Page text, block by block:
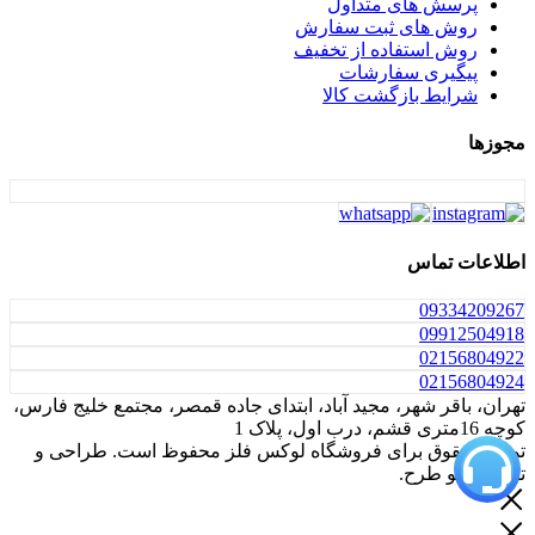
روش های ثبت سفارش
روش استفاده از تخفیف
پیگیری سفارشات
شرایط بازگشت کالا
مجوزها
اطلاعات تماس
09334209267
0991 2504918
021 56804922
021 56804924
تهران، باقر شهر، مجید آباد، ابتدای جاده قمصر، مجتمع خلیج فارس،
کوچه 16متری قشم، درب اول، پلاک 1
تمامی حقوق برای فروشگاه لوکس فلز محفوظ است. طراحی و
توسعه اکو طرح.